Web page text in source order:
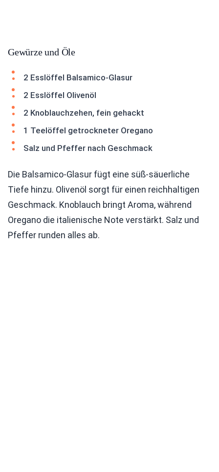
Gewürze und Öle
2 Esslöffel Balsamico-Glasur
2 Esslöffel Olivenöl
2 Knoblauchzehen, fein gehackt
1 Teelöffel getrockneter Oregano
Salz und Pfeffer nach Geschmack
Die Balsamico-Glasur fügt eine süß-säuerliche
Tiefe hinzu. Olivenöl sorgt für einen reichhaltigen
Geschmack. Knoblauch bringt Aroma, während
Oregano die italienische Note verstärkt. Salz und
Pfeffer runden alles ab.